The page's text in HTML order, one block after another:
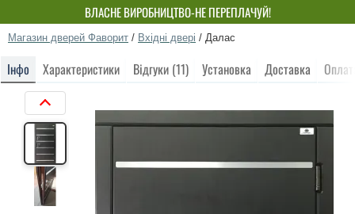
ВЛАСНЕ ВИРОБНИЦТВО-НЕ ПЕРЕПЛАЧУЙ!
Магазин дверей Фаворит / Вхідні двері / Далас
Інфо Характеристики Відгуки (11) Установка Доставка